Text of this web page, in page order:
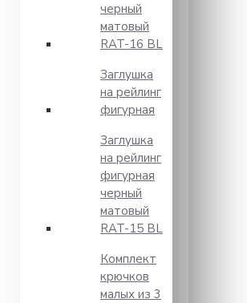
черный
матовый
RAT-16 BL
Заглушка
на рейлинг
фигурная
Заглушка
на рейлинг
фигурная
черный
матовый
RAT-15 BL
Комплект
крючков
малых из 3